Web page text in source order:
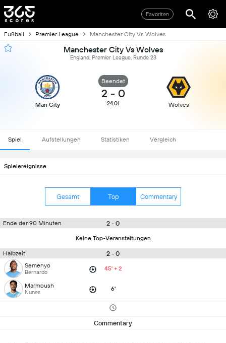
Favoriten
Fußball Premier League Manchester City Vs Wolves
Manchester City Vs Wolves
England, Premier League, Runde 23
Man City
Beendet
2 - 0
24.01 Wolves
Spiel Aufstellungen Statistiken Vergleich
Spielereignisse
Gesamt Top Commentary
Ende der 90 Minuten 2 - 0
Keine Top-Veranstaltungen
Halbzeit 2 - 0
Semenyo
Bernardo 45' + 2
Marmoush
Nunes 6'
Commentary